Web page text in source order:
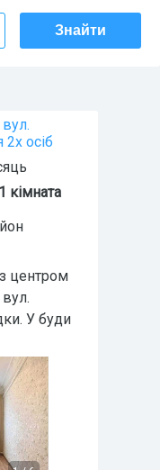
2х осіб
кімната
центром
У буди